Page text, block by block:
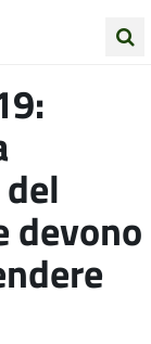
devono